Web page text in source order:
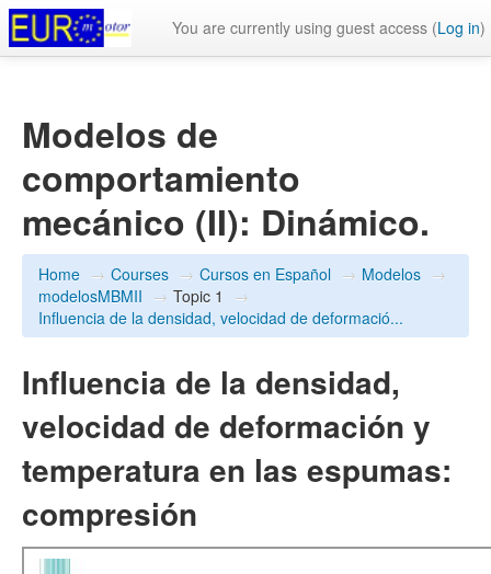
You are currently using guest access (Log in)
Modelos de
comportamiento
mecánico (II): Dinámico.
Home → Courses → Cursos en Español → Modelos →
modelosMBMII → Topic 1
→
Influencia de la densidad, velocidad de deformació...
Influencia de la densidad,
velocidad de deformación y
temperatura en las espumas:
compresión